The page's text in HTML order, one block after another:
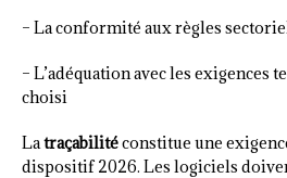
– La conformité aux règles
– L’adéquation avec les exigences
choisi
Latraçabilitéconstitue une
dispositif 2026. Les logiciels